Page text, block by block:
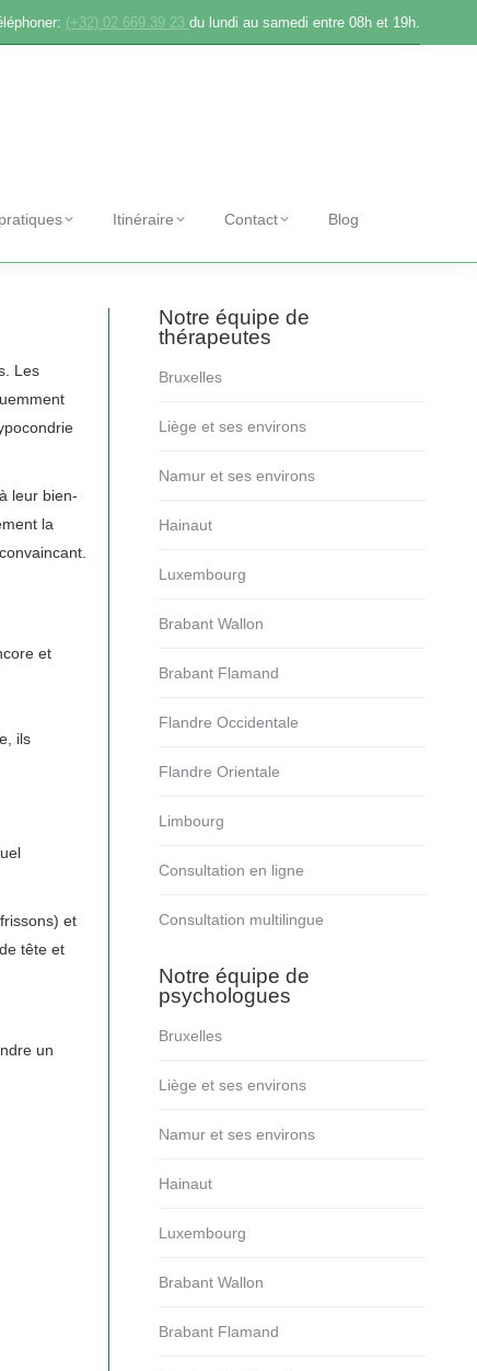
(+32) 02 669 39 23 du lundi au samedi entre 08h et 19h.
Itinéraire Contact Blog
Les
leur bien-
la
et
ils
et
tête et
un
Notre équipe de
thérapeutes
Bruxelles
Liège et ses environs
Namur et ses environs
Hainaut
Luxembourg
Brabant Wallon
Brabant Flamand
Flandre Occidentale
Flandre Orientale
Limbourg
Consultation en ligne
Consultation multilingue
Notre équipe de
psychologues
Bruxelles
Liège et ses environs
Namur et ses environs
Hainaut
Luxembourg
Brabant Wallon
Brabant Flamand